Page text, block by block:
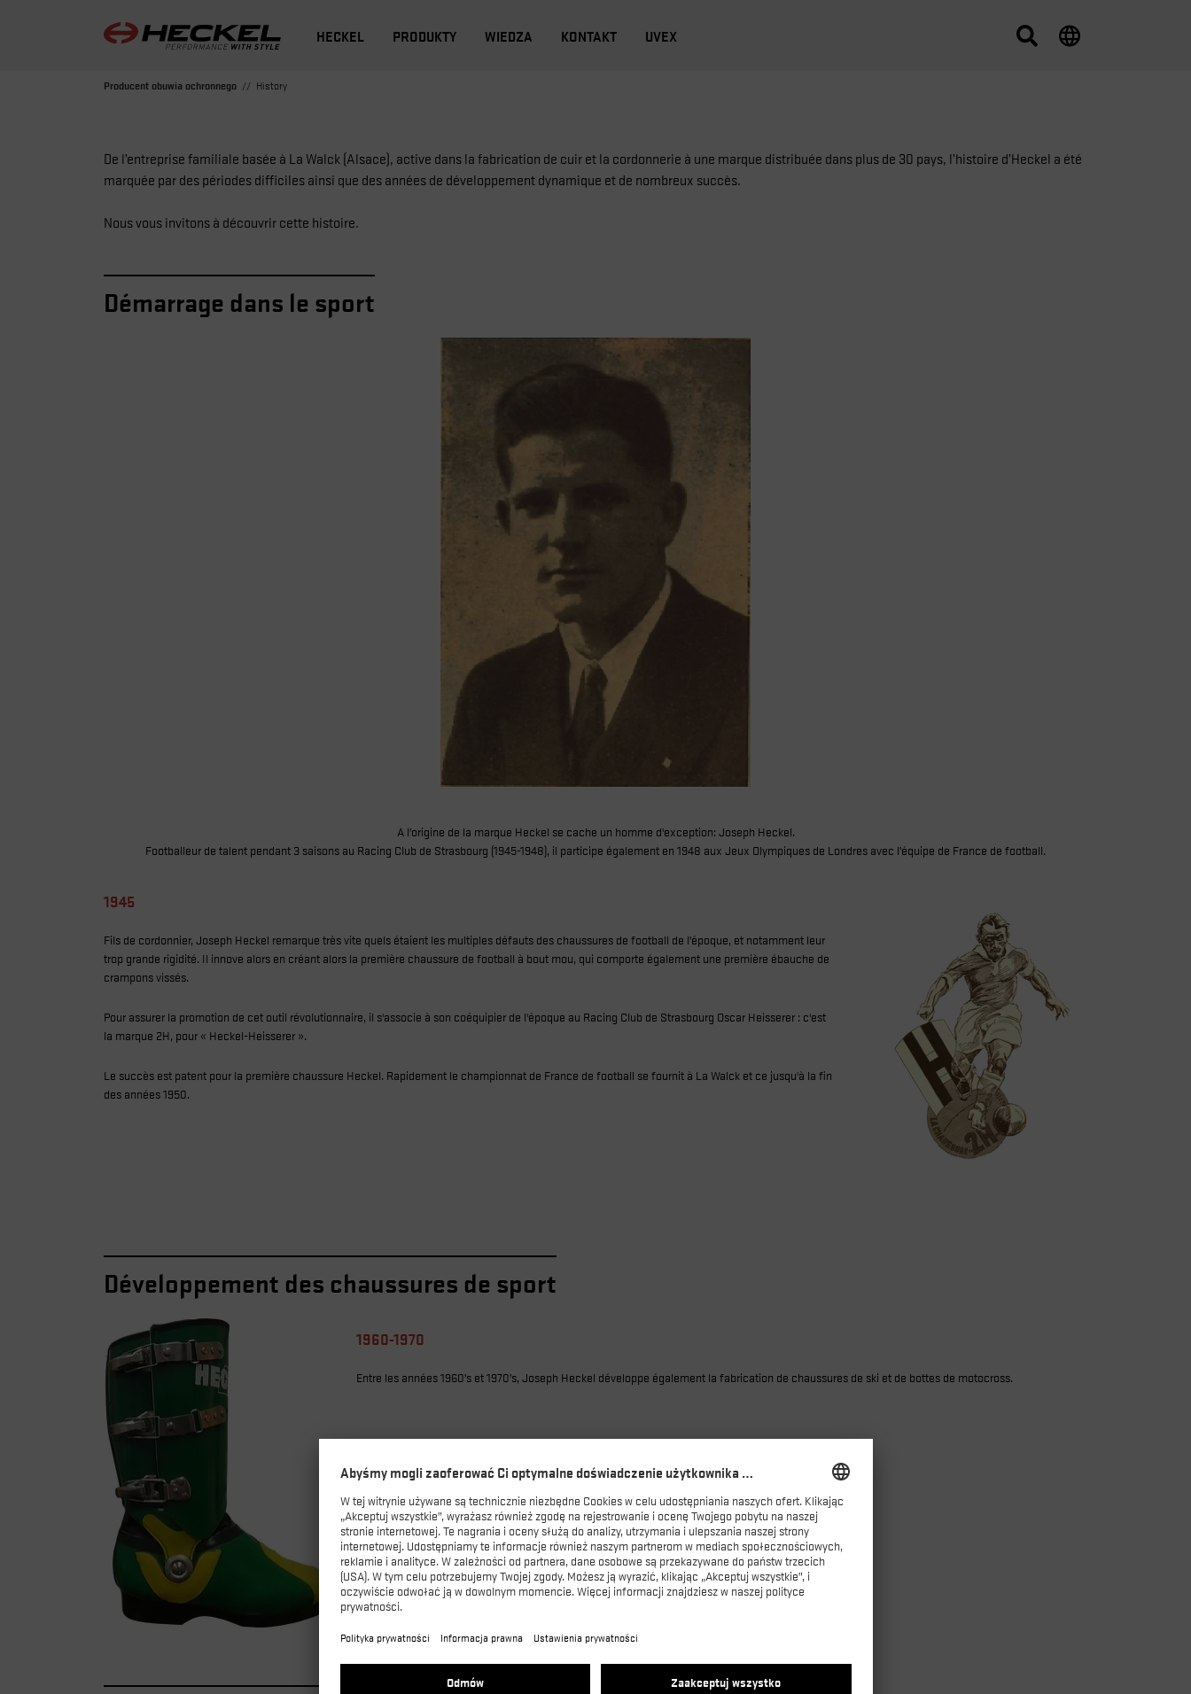
HECKEL PRODUKTY WIEDZA KONTAKT UVEX
Producent obuwia ochronnego History
De l’entreprise familiale basée à La Walck (Alsace), active dans la fabrication de cuir et la cordonnerie à une marque distribuée dans plus de 30 pays, l’histoire d’Heckel a été
marquée par des périodes difficiles ainsi que des années de développement dynamique et de nombreux succès.
Nous vous invitons à découvrir cette histoire.
Démarrage dans le sport
A l’origine de la marque Heckel se cache un homme d'exception: Joseph Heckel.
Footballeur de talent pendant 3 saisons au Racing Club de Strasbourg (1945-1948), il participe également en 1948 aux Jeux Olympiques de Londres avec l’équipe de France de football.
1945
Fils de cordonnier, Joseph Heckel remarque très vite quels étaient les multiples défauts des chaussures de football de l’époque, et notamment leur
trop grande rigidité. Il innove alors en créant alors la première chaussure de football à bout mou, qui comporte également une première ébauche de
crampons vissés.
Pour assurer la promotion de cet outil révolutionnaire, il s'associe à son coéquipier de l'époque au Racing Club de Strasbourg Oscar Heisserer : c'est
la marque 2H, pour « Heckel-Heisserer ».
Le succès est patent pour la première chaussure Heckel. Rapidement le championnat de France de football se fournit à La Walck et ce jusqu'à la fin
des années 1950.
Développement des chaussures de sport
1960-1970
Entre les années 1960’s et 1970’s, Joseph Heckel développe également la fabrication de chaussures de ski et de bottes de motocross.